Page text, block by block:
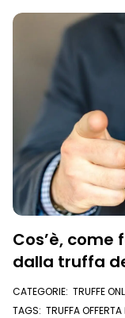
Blog
Whuis per lo sport
Cos’è,
dalla truffa
CATEGORIE: TRUFFE
TAGS: TRUFFA